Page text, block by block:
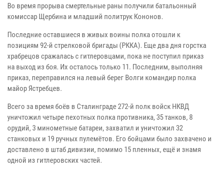
Во время прорыва смертельные раны получили батальонный
комиссар Щербина и младший политрук Кононов.
Последние оставшиеся в живых воины полка отошли к
позициям 92-й стрелковой бригады (РККА). Еще два дня горстка
храбрецов сражалась с гитлеровцами, пока не поступил приказ
на выход из боя. Их осталось только 11. Последним, выполняя
приказ, переправился на левый берег Волги командир полка
майор Ястребцев.
Всего за время боёв в Сталинграде 272-й полк войск НКВД
уничтожил четыре пехотных полка противника, 35 танков, 8
орудий, 3 минометные батареи, захватил и уничтожил 32
станковых и 19 ручных пулемётов. Его бойцами было захвачено и
доставлено в штаб дивизии, помимо 15 пленных, ещё и знамя
одной из гитлеровских частей.